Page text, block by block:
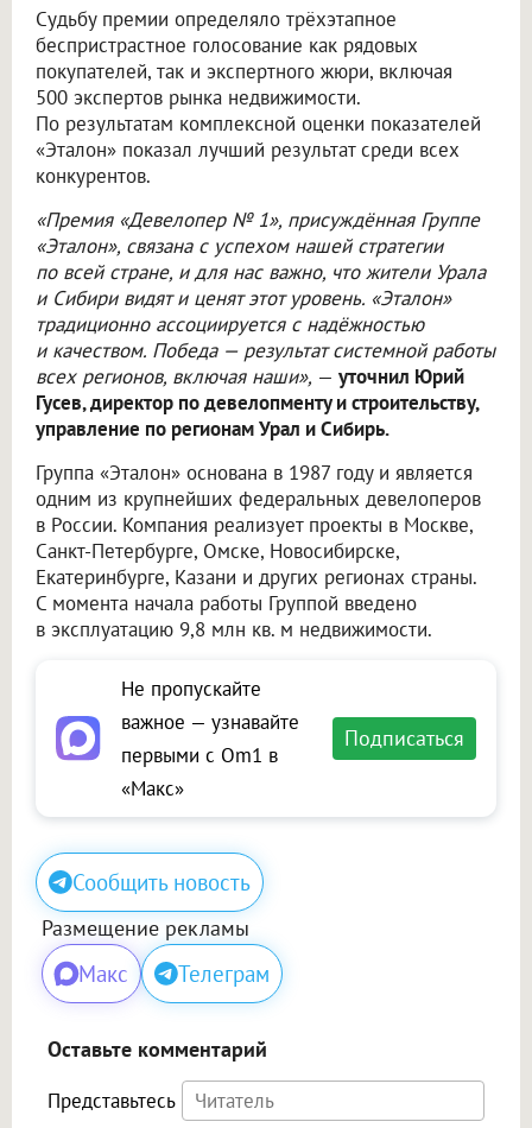
Судьбу премии определяло трёхэтапное
беспристрастное голосование как рядовых
покупателей, так и экспертного жюри, включая
500 экспертов рынка недвижимости.
По результатам комплексной оценки показателей
«Эталон» показал лучший результат среди всех
конкурентов.
«Премия «Девелопер № 1», присуждённая Группе
«Эталон», связана с успехом нашей стратегии
по всей стране, и для нас важно, что жители Урала
и Сибири видят и ценят этот уровень. «Эталон»
традиционно ассоциируется с надёжностью
и качеством. Победа — результат системной работы
всех регионов, включая наши», — уточнил Юрий
Гусев, директор по девелопменту и строительству,
управление по регионам Урал и Сибирь.
Группа «Эталон» основана в 1987 году и является
одним из крупнейших федеральных девелоперов
в России. Компания реализует проекты в Москве,
Санкт-Петербурге, Омске, Новосибирске,
Екатеринбурге, Казани и других регионах страны.
С момента начала работы Группой введено
в эксплуатацию 9,8 млн кв. м недвижимости.
Не пропускайте
важное — узнавайте
первыми с Om1 в
«Макс»
Подписаться
Сообщить новость
Размещение рекламы
Макс Телеграм
Оставьте комментарий
Представьтесь